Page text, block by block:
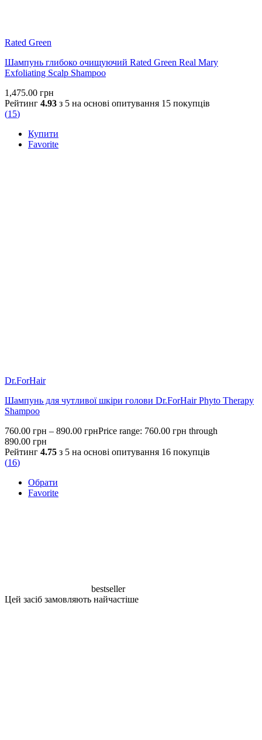
Rated Green
Шампунь глибоко очищуючий Rated Green Real Mary
Exfoliating Scalp Shampoo
1,475.00 грн
Рейтинг 4.93 з 5 на основі опитування 15 покупців
(15)
Купити
Favorite
Dr.ForHair
Шампунь для чутливої шкіри голови Dr.ForHair Phyto Therapy
Shampoo
760.00 грн – 890.00 грнPrice range: 760.00 грн through
890.00 грн
Рейтинг 4.75 з 5 на основі опитування 16 покупців
(16)
Обрати
Favorite
bestseller
Цей засіб замовляють найчастіше